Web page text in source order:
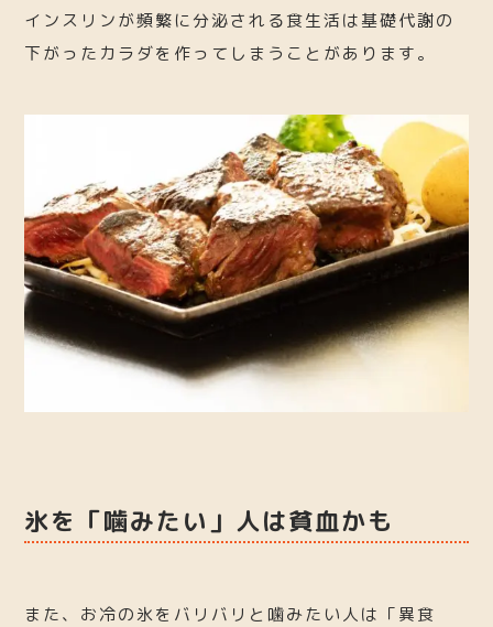
インスリンが頻繁に分泌される食生活は基礎代謝の
下がったカラダを作ってしまうことがあります。
氷を「噛みたい」人は貧血かも
また、お冷の氷をバリバリと噛みたい人は「異食